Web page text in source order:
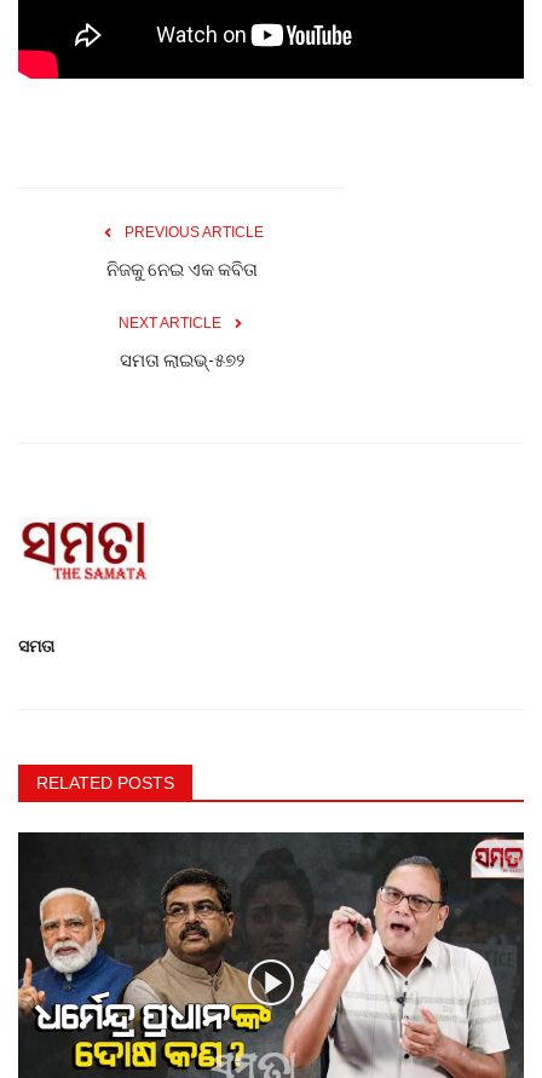
Gallery
PREVIOUS ARTICLE
ନିଜକୁ ନେଇ ଏକ କବିତା
NEXT ARTICLE
ସମତା ଲାଇଭ୍-୫୭୨
ସମତା
RELATED POSTS